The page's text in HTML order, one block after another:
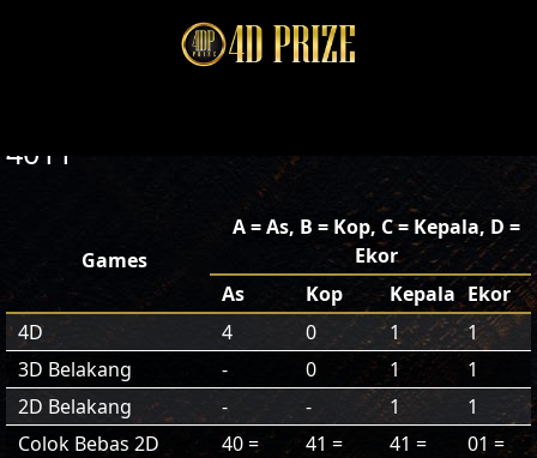
4011
Games
A = As, B = Kop, C = Kepala, D =
Ekor
As
Kop Kepala Ekor
4D
4 0 1
1
3D Belakang
- 0 1
1
2D Belakang
- - 1
1
Colok Bebas 2D
40 =
41 =
41 =
01 =